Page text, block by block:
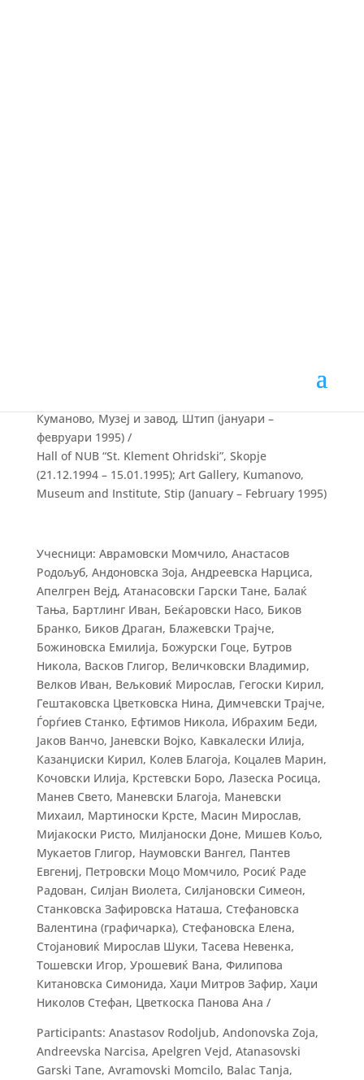
Куманово, Музеј и завод, Штип (јануари –
февруари 1995) /
Hall of NUB “St. Klement Ohridski”, Skopje
(21.12.1994 – 15.01.1995); Art Gallery, Kumanovo,
Museum and Institute, Stip (January – February 1995)
Учесници: Аврамовски Момчило, Анастасов
Родољуб, Андоновска Зоја, Андреевска Нарциса,
Апелгрен Вејд, Атанасовски Гарски Тане, Балаќ
Тања, Бартлинг Иван, Беќаровски Насо, Биков
Бранко, Биков Драган, Блажевски Трајче,
Божиновска Емилија, Божурски Гоце, Бутров
Никола, Васков Глигор, Величковски Владимир,
Велков Иван, Вељковиќ Мирослав, Гегоски Кирил,
Гештаковска Цветковска Нина, Димчевски Трајче,
Ѓорѓиев Станко, Ефтимов Никола, Ибрахим Беди,
Јаков Ванчо, Јаневски Војко, Кавкалески Илија,
Казанџиски Кирил, Колев Благоја, Коцалев Марин,
Кочовски Илија, Крстевски Боро, Лазеска Росица,
Манев Свето, Маневски Благоја, Маневски
Михаил, Мартиноски Крсте, Масин Мирослав,
Мијакоски Ристо, Милјаноски Доне, Мишев Кољо,
Мукаетов Глигор, Наумовски Вангел, Пантев
Евгениј, Петровски Моцо Момчило, Росиќ Раде
Радован, Силјан Виолета, Силјановски Симеон,
Станковска Зафировска Наташа, Стефановска
Валентина (графичарка), Стефановска Елена,
Стојановиќ Мирослав Шуки, Тасева Невенка,
Тошевски Игор, Урошевиќ Вана, Филипова
Китановска Симонида, Хаџи Митров Зафир, Хаџи
Николов Стефан, Цветкоска Панова Ана /
Participants: Anastasov Rodoljub, Andonovska Zoja,
Andreevska Narcisa, Apelgren Vejd, Atanasovski
Garski Tane, Avramovski Momcilo, Balac Tanja,